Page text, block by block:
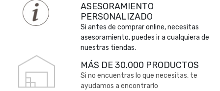
ASESORAMIENTO
PERSONALIZADO
Si antes de comprar online, necesitas
asesoramiento, puedes ir a cualquiera de
nuestras tiendas.
MÁS DE 30.000 PRODUCTOS
Si no encuentras lo que necesitas, te
ayudamos a encontrarlo